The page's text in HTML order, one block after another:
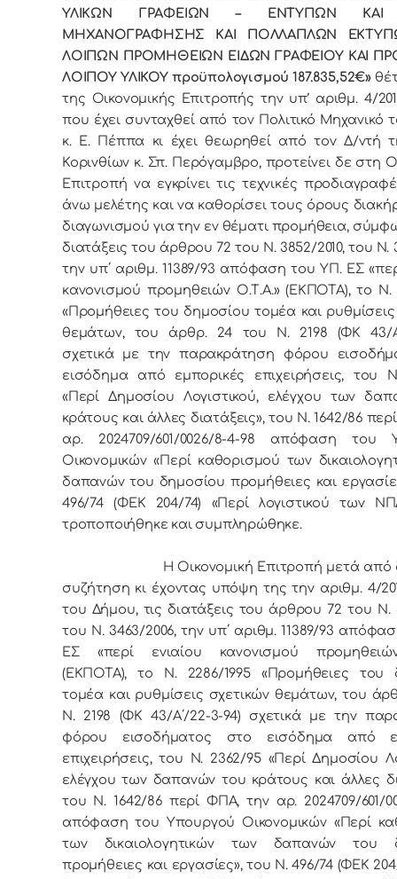
ΥΛΙΚΩΝ ΓΡΑΦΕΙΩΝ – ΕΝΤΥΠΩΝ ΚΑΙ
ΜΗΧΑΝΟΓΡΑΦΗΣΗΣ ΚΑΙ ΠΟΛΛΑΠΛΩΝ
ΛΟΙΠΩΝ ΠΡΟΜΗΘΕΙΩΝ ΕΙΔΩΝ ΓΡΑΦΕΙΟΥ ΚΑΙ
ΛΟΙΠΟΥ ΥΛΙΚΟΥ προϋπολογισμού 187.835,52€»
της Οικονομικής Επιτροπής την υπ’ αριθμ. 4/
που έχει συνταχθεί από τον Πολιτικό Μηχανικό
κ. Ε. Πέππα κι έχει θεωρηθεί από τον Δ/ντή
Κορινθίων κ. Σπ. Περόγαμβρο, προτείνει δε στη
Επιτροπή να εγκρίνει τις τεχνικές
άνω μελέτης και να καθορίσει τους όρους
διαγωνισμού για την εν θέματι προμήθεια,
διατάξεις του άρθρου 72 του Ν. 3852/2010, του Ν.
την υπ΄ αριθμ. 11389/93 απόφαση του ΥΠ. ΕΣ
κανονισμού προμηθειών Ο.Τ.Α.» (ΕΚΠΟΤΑ), το Ν.
«Προμήθειες του δημοσίου τομέα και ρυθμίσεις
θεμάτων, του άρθρ. 24 του Ν. 2198 (ΦΚ 43/
σχετικά με την παρακράτηση φόρου
εισόδημα από εμπορικές επιχειρήσεις, του
«Περί Δημοσίου Λογιστικού, ελέγχου των
κράτους και άλλες διατάξεις», του Ν. 1642/86
αρ. 2024709/601/0026/8-4-98 απόφαση του
Οικονομικών «Περί καθορισμού των
δαπανών του δημοσίου προμήθειες και
496/74 (ΦΕΚ 204/74) «Περί λογιστικού των
τροποποιήθηκε και συμπληρώθηκε.
Η Οικονομική Επιτροπή μετά από
συζήτηση κι έχοντας υπόψη της την αριθμ. 4/
του Δήμου, τις διατάξεις του άρθρου 72 του Ν.
του Ν. 3463/2006, την υπ΄ αριθμ. 11389/93
ΕΣ «περί ενιαίου κανονισμού
(ΕΚΠΟΤΑ), το Ν. 2286/1995 «Προμήθειες του
τομέα και ρυθμίσεις σχετικών θεμάτων, του
Ν. 2198 (ΦΚ 43/Α΄/22-3-94) σχετικά με την
φόρου εισοδήματος στο εισόδημα από
επιχειρήσεις, του Ν. 2362/95 «Περί Δημοσίου
ελέγχου των δαπανών του κράτους και άλλες
του Ν. 1642/86 περί ΦΠΑ, την αρ. 2024709/601/
απόφαση του Υπουργού Οικονομικών «Περί
των δικαιολογητικών των δαπανών του
προμήθειες και εργασίες», του Ν. 496/74 (ΦΕΚ